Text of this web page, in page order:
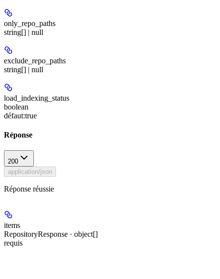
only_repo_paths
string[] | null
exclude_repo_paths
string[] | null
load_indexing_status
boolean
défaut:true
Réponse
200
application/json
Réponse réussie
items
RepositoryResponse · object[]
requis